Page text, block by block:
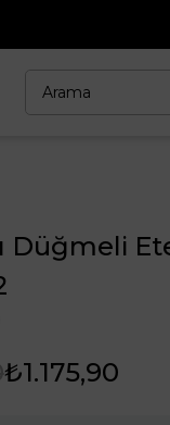
7500₺ ve
Düğmeli
₺1.175,90